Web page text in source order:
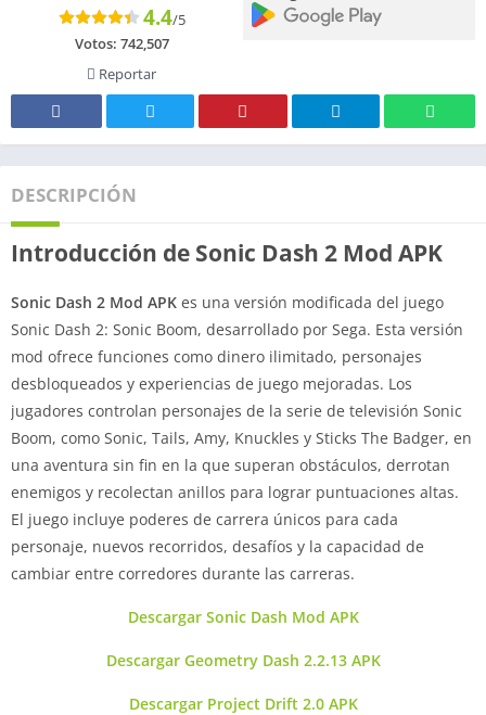
4.4/5
Votos: 742,507
Reportar
DESCRIPCIÓN
Introducción de Sonic Dash 2 Mod APK
Sonic Dash 2 Mod APK es una versión modificada del juego
Sonic Dash 2: Sonic Boom, desarrollado por Sega. Esta versión
mod ofrece funciones como dinero ilimitado, personajes
desbloqueados y experiencias de juego mejoradas. Los
jugadores controlan personajes de la serie de televisión Sonic
Boom, como Sonic, Tails, Amy, Knuckles y Sticks The Badger, en
una aventura sin fin en la que superan obstáculos, derrotan
enemigos y recolectan anillos para lograr puntuaciones altas.
El juego incluye poderes de carrera únicos para cada
personaje, nuevos recorridos, desafíos y la capacidad de
cambiar entre corredores durante las carreras.
Descargar Sonic Dash Mod APK
Descargar Geometry Dash 2.2.13 APK
Descargar Project Drift 2.0 APK